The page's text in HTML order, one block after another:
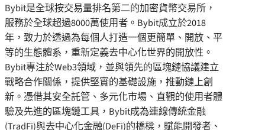
Bybit是全球按交易量排名第二的加密貨幣交易所，
服務於全球超過8000萬使用者。Bybit成立於2018
年，致力於透過為每個人打造一個更簡單、開放、平
等的生態體系，重新定義去中心化世界的開放性。
Bybit專注於Web3領域，並與領先的區塊鏈協議建立
戰略合作關係，提供堅實的基礎設施，推動鏈上創
新。憑借其安全託管、多元化市場、直觀的使用者體
驗及先進的區塊鏈工具，Bybit成為連線傳統金融
(TradFi)與去中心化金融(DeFi)的橋樑，賦能開發者、